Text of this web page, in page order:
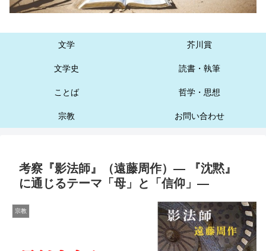
文学 芥川賞
文学史 読書・執筆
ことば 哲学・思想
宗教 お問い合わせ
考察『影法師』（遠藤周作）― 『沈黙』
に通じるテーマ「母」と「信仰」―
宗教